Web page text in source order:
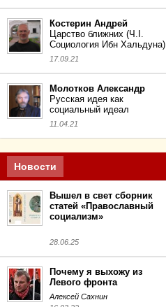
Костерин Андрей
Царство ближних (Ч.I.
Социология Ибн Хальдуна)
17.09.21
Молотков Александр
Русская идея как
социальный идеал
11.04.21
Новости
Вышел в свет сборник
статей «Православный
социализм»
28.06.25
Почему я выхожу из
Левого фронта
Алексей Сахнин